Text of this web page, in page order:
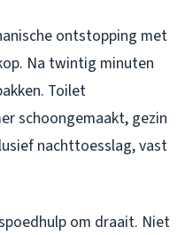
ontstopping met
Na twintig minuten
Toilet
schoongemaakt, gezin
nachttoesslag, vast
om draait. Niet